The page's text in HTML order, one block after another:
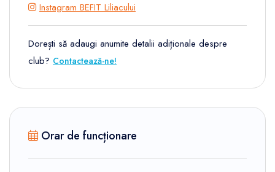
Instagram BEFIT Liliacului
Dorești să adaugi anumite detalii adiționale despre
club? Contactează-ne!
Orar de funcționare